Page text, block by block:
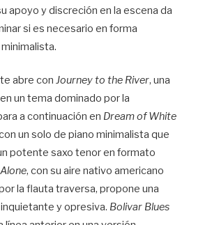
apoyo y discreción en la escena da
si es necesario en forma
abre con Journey to the River, una
un tema dominado por la
a continuación en Dream of White
un solo de piano minimalista que
potente saxo tenor en formato
Alone, con su aire nativo americano
la flauta traversa, propone una
y opresiva. Bolivar Blues